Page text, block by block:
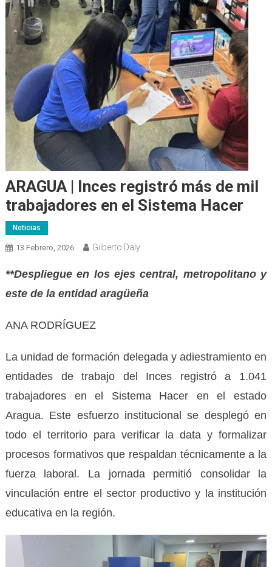
ARAGUA | Inces registró más de mil
trabajadores en el Sistema Hacer
Noticias
13 Febrero, 2026 Gilberto Daly
**Despliegue en los ejes central, metropolitano y
este de la entidad aragüeña
ANA RODRÍGUEZ
La unidad de formación delegada y adiestramiento en
entidades de trabajo del Inces registró a 1.041
trabajadores en el Sistema Hacer en el estado
Aragua. Este esfuerzo institucional se desplegó en
todo el territorio para verificar la data y formalizar
procesos formativos que respaldan técnicamente a la
fuerza laboral. La jornada permitió consolidar la
vinculación entre el sector productivo y la institución
educativa en la región.